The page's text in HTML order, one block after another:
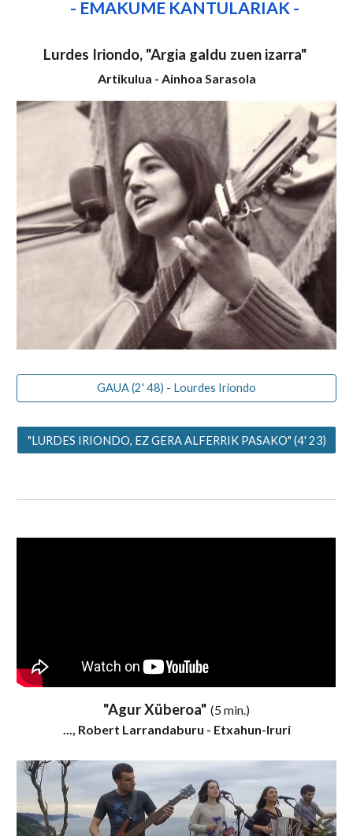
- EMAKUME KANTULARIAK -
Lurdes Iriondo, "Argia galdu zuen izarra"
Artikulua - Ainhoa Sarasola
GAUA (2' 48) - Lourdes Iriondo
"LURDES IRIONDO, EZ GERA ALFERRIK PASAKO" (4' 23)
"Agur Xüberoa" (5 min.)
..., Robert Larrandaburu - Etxahun-Iruri